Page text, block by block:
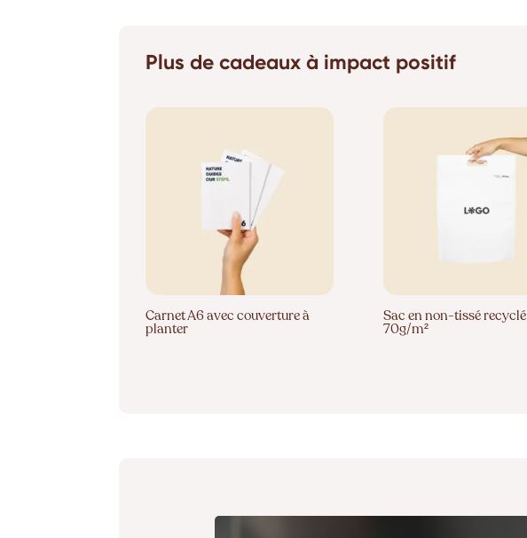
Plus de cadeaux à impact positif
Carnet A6 avec couverture à
planter
Sac en non-tissé recyclé
70g/m²